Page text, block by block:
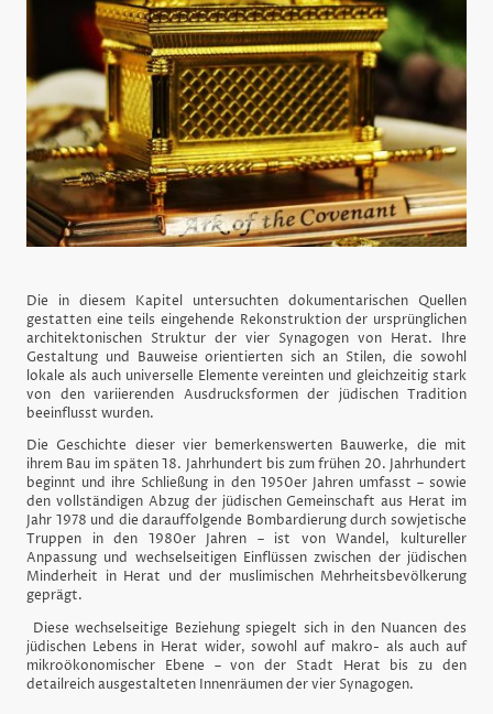
Die in diesem Kapitel untersuchten dokumentarischen Quellen
gestatten eine teils eingehende Rekonstruktion der ursprünglichen
architektonischen Struktur der vier Synagogen von Herat. Ihre
Gestaltung und Bauweise orientierten sich an Stilen, die sowohl
lokale als auch universelle Elemente vereinten und gleichzeitig stark
von den variierenden Ausdrucksformen der jüdischen Tradition
beeinflusst wurden.
Die Geschichte dieser vier bemerkenswerten Bauwerke, die mit
ihrem Bau im späten 18. Jahrhundert bis zum frühen 20. Jahrhundert
beginnt und ihre Schließung in den 1950er Jahren umfasst – sowie
den vollständigen Abzug der jüdischen Gemeinschaft aus Herat im
Jahr 1978 und die darauffolgende Bombardierung durch sowjetische
Truppen in den 1980er Jahren – ist von Wandel, kultureller
Anpassung und wechselseitigen Einflüssen zwischen der jüdischen
Minderheit in Herat und der muslimischen Mehrheitsbevölkerung
geprägt.
Diese wechselseitige Beziehung spiegelt sich in den Nuancen des
jüdischen Lebens in Herat wider, sowohl auf makro- als auch auf
mikroökonomischer Ebene – von der Stadt Herat bis zu den
detailreich ausgestalteten Innenräumen der vier Synagogen.